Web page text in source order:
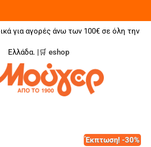
για αγορές άνω των 100€ σε όλη την
Ελλάδα. |🛒 eshop
Έκπτωση! -30%